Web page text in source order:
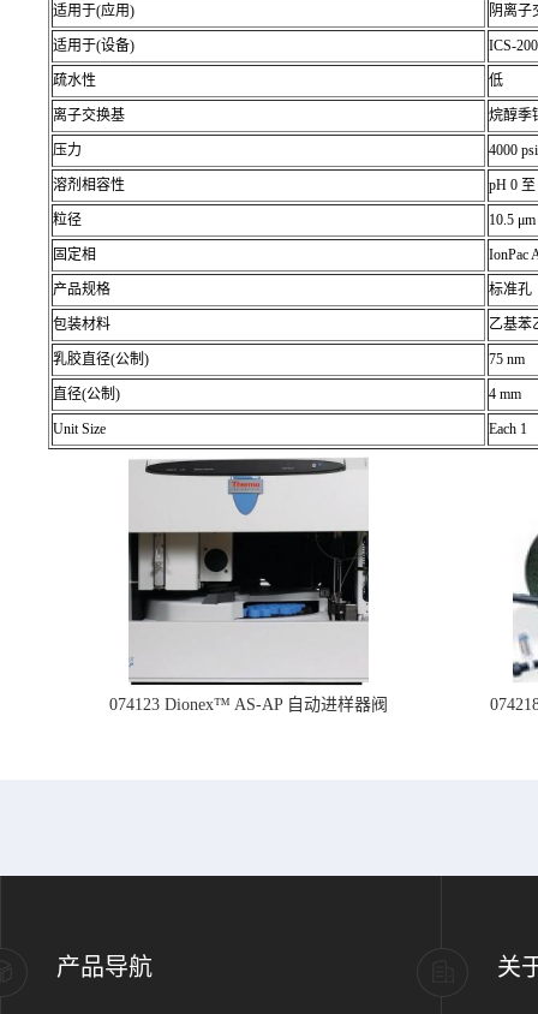
适用于(应用) 阴离子
适用于(设备) ICS-
疏水性 低
离子交换基 烷醇季
压力 4000
溶剂相容性 pH 0
粒径 10.5 μm
固定相 IonPac
产品规格 标准孔
包装材料 乙基苯
乳胶直径(公制) 75 nm
直径(公制) 4 mm
Unit Size Each 1
074123 Dionex™ AS-AP 自动进样器阀
产品导航 关